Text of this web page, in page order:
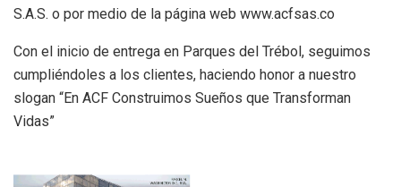
S.A.S. o por medio de la página web www.acfsas.co
Con el inicio de entrega en Parques del Trébol, seguimos
cumpliéndoles a los clientes, haciendo honor a nuestro
slogan “En ACF Construimos Sueños que Transforman
Vidas”